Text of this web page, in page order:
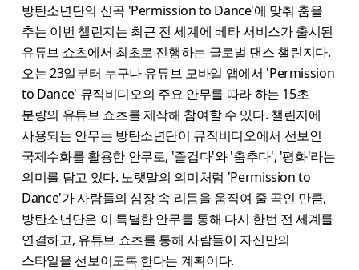
방탄소년단의 신곡 'Permission to Dance'에 맞춰 춤을
추는 이번 챌린지는 최근 전 세계에 베타 서비스가 출시된
유튜브 쇼츠에서 최초로 진행하는 글로벌 댄스 챌린지다.
오는 23일부터 누구나 유튜브 모바일 앱에서 'Permission
to Dance' 뮤직비디오의 주요 안무를 따라 하는 15초
분량의 유튜브 쇼츠를 제작해 참여할 수 있다. 챌린지에
사용되는 안무는 방탄소년단이 뮤직비디오에서 선보인
국제수화를 활용한 안무로, '즐겁다'와 '춤추다', '평화'라는
의미를 담고 있다. 노랫말의 의미처럼 'Permission to
Dance'가 사람들의 심장 속 리듬을 움직여 줄 곡인 만큼,
방탄소년단은 이 특별한 안무를 통해 다시 한번 전 세계를
연결하고, 유튜브 쇼츠를 통해 사람들이 자신만의
스타일을 선보이도록 한다는 계획이다.